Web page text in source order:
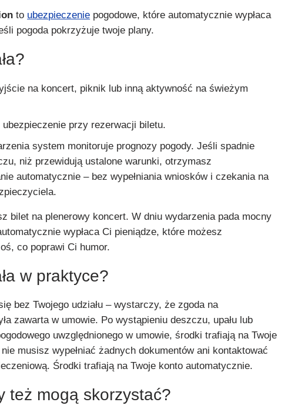
to ubezpieczenie pogodowe, które automatycznie wypłaca
pogoda pokrzyżuje twoje plany.
na koncert, piknik lub inną aktywność na świeżym
przy rezerwacji biletu.
system monitoruje prognozy pogody. Jeśli spadnie
niż przewidują ustalone warunki, otrzymasz
automatycznie – bez wypełniania wniosków i czekania na
bilet na plenerowy koncert. W dniu wydarzenia pada mocny
wypłaca Ci pieniądze, które możesz
co poprawi Ci humor.
w praktyce?
bez Twojego udziału – wystarczy, że zgoda na
zawarta w umowie. Po wystąpieniu deszczu, upału lub
uwzględnionego w umowie, środki trafiają na Twoje
musisz wypełniać żadnych dokumentów ani kontaktować
Środki trafiają na Twoje konto automatycznie.
też mogą skorzystać?